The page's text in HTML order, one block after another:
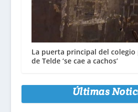
La puerta principal del colegio
de Telde ‘se cae a cachos’
Últimas